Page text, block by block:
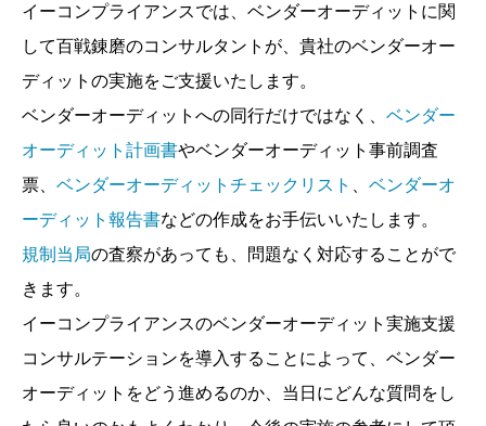
イーコンプライアンスでは、ベンダーオーディットに関
して百戦錬磨のコンサルタントが、貴社のベンダーオー
ディットの実施をご支援いたします。
ベンダーオーディットへの同行だけではなく、 ベンダー
オーディット計画書やベンダーオーディット事前調査
票、 ベンダーオーディットチェックリスト
ベンダーオ
ーディット報告書などの作成をお手伝いいたします。
規制当局の査察があっても、問題なく対応することがで
きます。
イーコンプライアンスのベンダーオーディット実施支援
コンサルテーションを導入することによって、ベンダー
オーディットをどう進めるのか、当日にどんな質問をし